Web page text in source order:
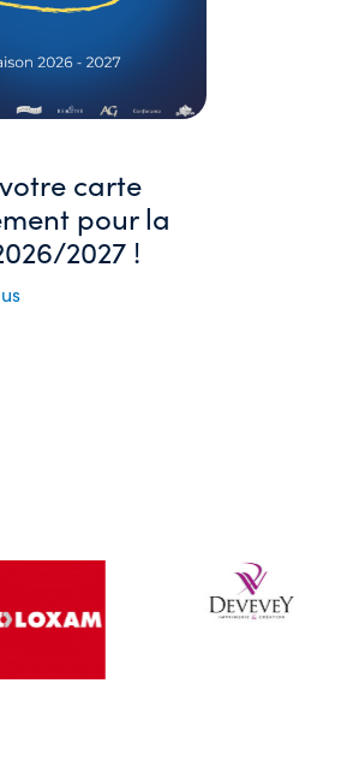
carte
pour la
2027 !